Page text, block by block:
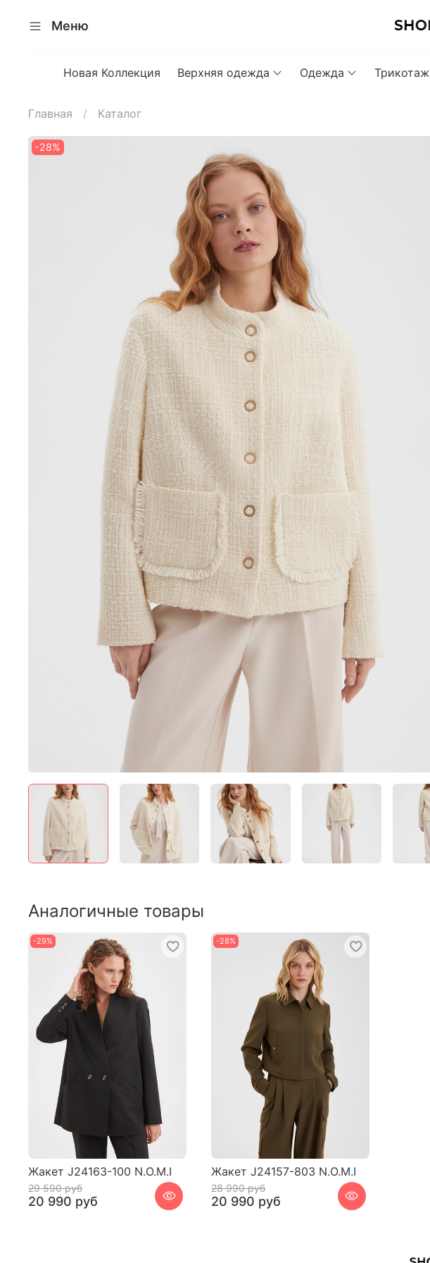
Меню
Новая Коллекция Верхняя одежда Одежда Трикотаж
Главная Каталог
-28%
Аналогичные товары
-29%
Жакет J24163-100 N.O.M.I
29 590 руб
20 990 руб
-28%
Жакет J24157-803 N.O.M.I
28 990 руб
20 990 руб